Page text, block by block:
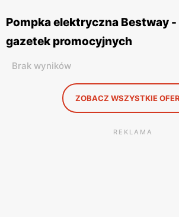
Pompka elektryczna Bestway
gazetek promocyjnych
Brak wyników
ZOBACZ WSZYSTKIE
REKLAMA